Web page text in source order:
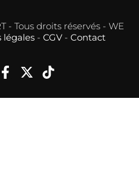
- Tous droits réservés - WE
légales- CGV- Contact